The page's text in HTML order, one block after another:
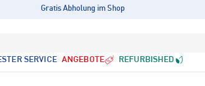
Gratis Abholung im Shop
SERVICE ANGEBOTE REFURBISHED